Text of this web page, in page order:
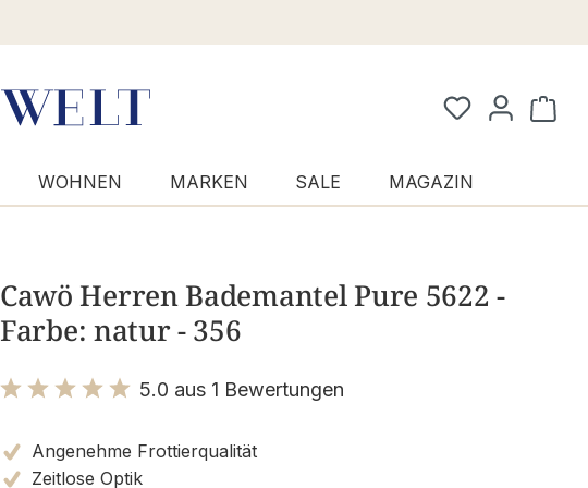
WOHNEN MARKEN SALE MAGAZIN
Cawö Herren Bademantel Pure 5622 -
Farbe: natur - 356
5.0 aus 1 Bewertungen
Angenehme Frottierqualität
Zeitlose Optik